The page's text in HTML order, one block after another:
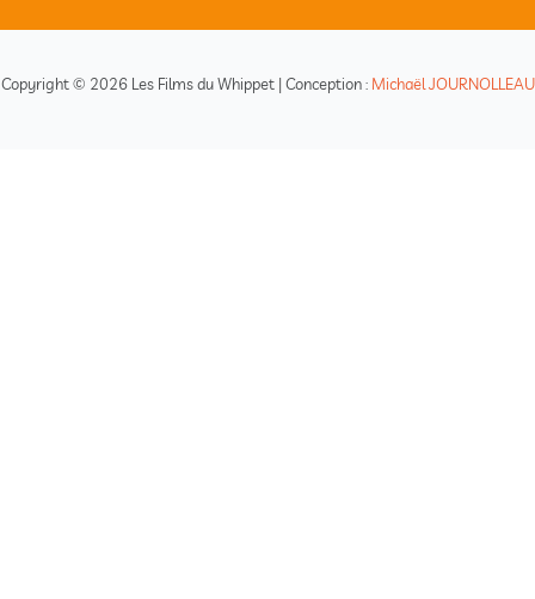
Copyright © 2026 Les Films du Whippet | Conception : Michaël JOURNOLLEAU